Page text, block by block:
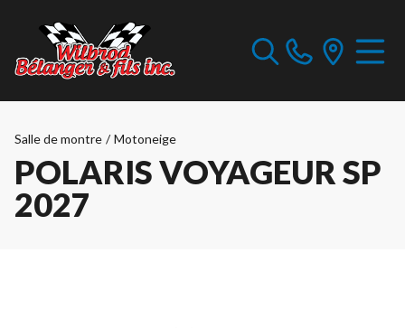
Salle de montre / Motoneige
POLARIS VOYAGEUR SP
2027